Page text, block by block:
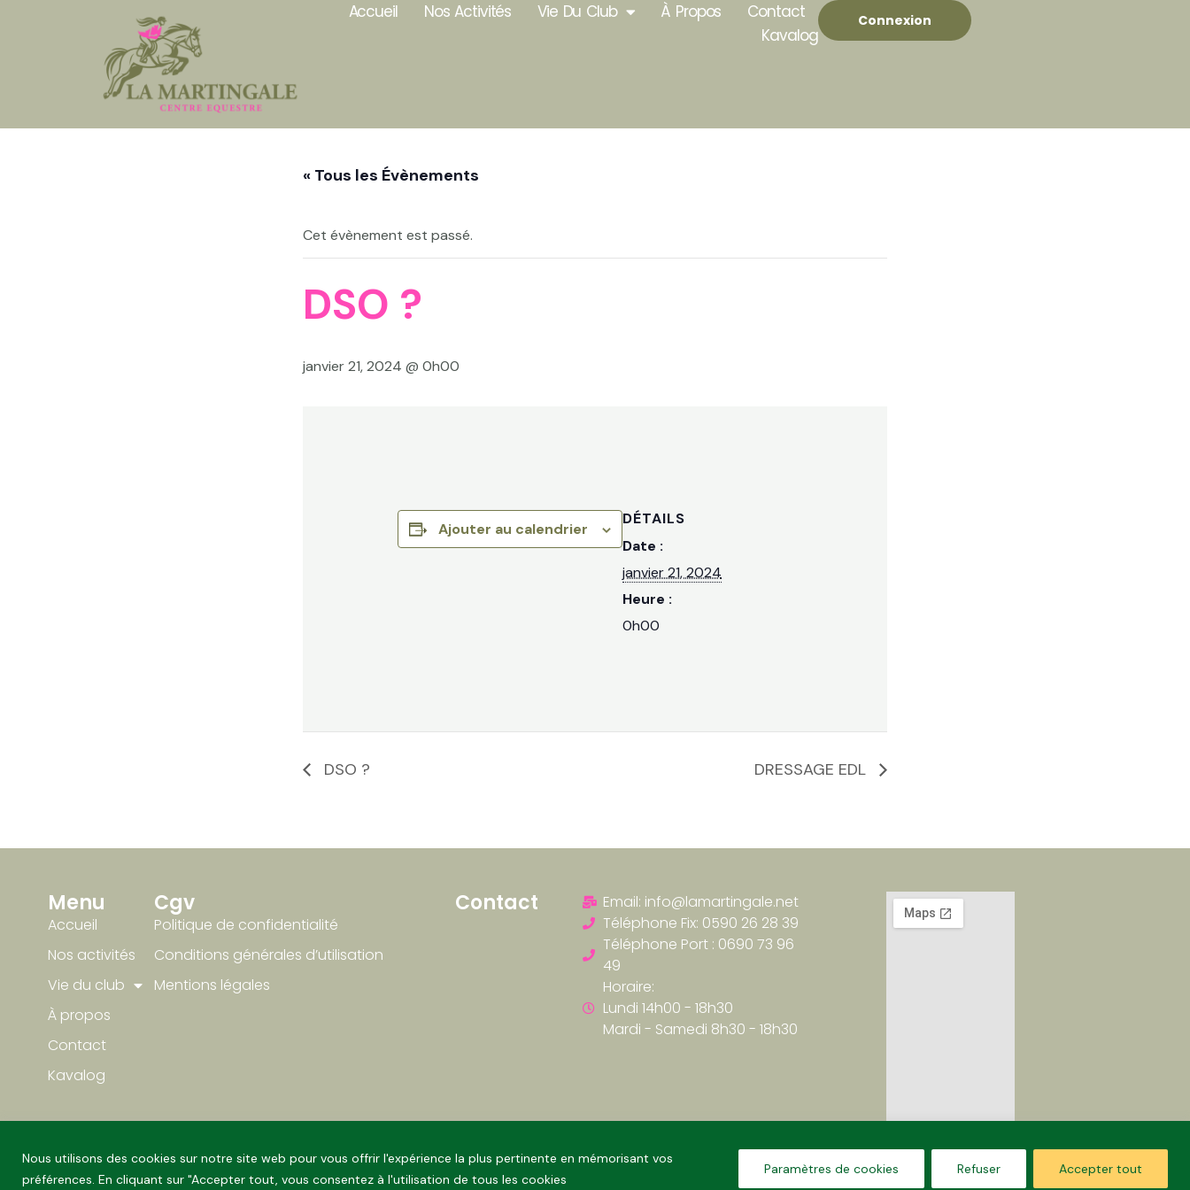
Nous utilisons des cookies sur notre site web pour vous offrir l'expérience la plus pertinente en mémorisant vos
préférences. En cliquant sur "Accepter tout, vous consentez à l'utilisation de tous les cookies
Paramètres de cookies Refuser Accepter tout
Accueil Nos Activités Vie Du Club À Propos
Contact
Kavalog
Connexion
« Tous les Évènements
Cet évènement est passé.
DSO ?
janvier 21, 2024 @ 0h00
Ajouter au calendrier
DÉTAILS
Date :
janvier 21, 2024
Heure :
0h00
DSO ? DRESSAGE EDL
Menu
Accueil
Nos activités
Vie du club
À propos
Contact
Kavalog
Cgv
Politique de confidentialité
Conditions générales d’utilisation
Mentions légales
Contact
Email: info@lamartingale.net
Téléphone Fix: 0590 26 28 39
Téléphone Port : 0690 73 96
49
Horaire:
Lundi 14h00 - 18h30
Mardi - Samedi 8h30 - 18h30
Réalisé par LA MARTINGALE © TOUS DROITS RÉSERVÉS